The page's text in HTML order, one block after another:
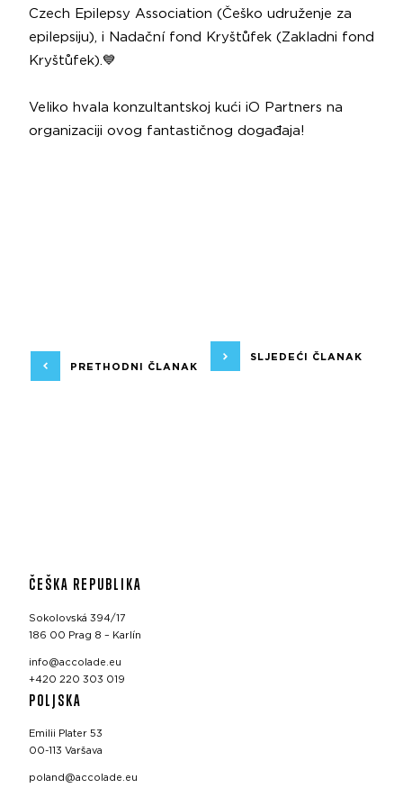
Czech Epilepsy Association (Češko udruženje za
epilepsiju), i Nadační fond Kryštůfek (Zakladni fond
Kryštůfek).💙
Veliko hvala konzultantskoj kući iO Partners na
organizaciji ovog fantastičnog događaja!
PRETHODNI ČLANAK
SLJEDEĆI ČLANAK
ČEŠKA REPUBLIKA
Sokolovská 394/17
186 00 Prag 8 – Karlín
info@accolade.eu
+420 220 303 019
POLJSKA
Emilii Plater 53
00-113 Varšava
poland@accolade.eu